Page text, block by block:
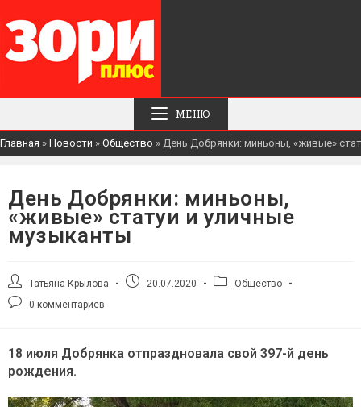
МЕНЮ
Главная » Новости » Общество » День Добрянки: миньоны, «живые»
День Добрянки: миньоны,
«живые» статуи и уличные
музыканты
Автор
записи:
Татьяна Крылова
Запись20.07.2020
РубрикаОбщество
Комментарии
0 комментариев
18 июля Добрянка отпраздновала свой 397-й день
рождения.